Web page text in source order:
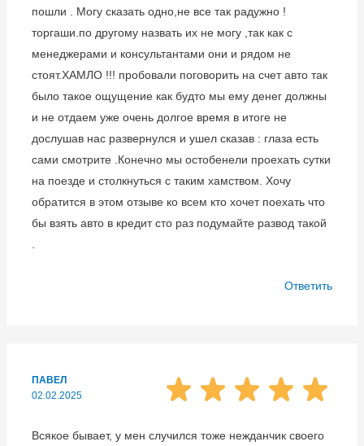
пошли . Могу сказать одно,не все так радужно !
торгаши.по другому назвать их не могу ,так как с
менеджерами и консультантами они и рядом не
стоят.ХАМЛО !!! пробовали поговорить на счет авто так
было такое ощущение как будто мы ему денег должны
и не отдаем уже очень долгое время в итоге не
дослушав нас развернулся и ушел сказав : глаза есть
сами смотрите .Конечно мы остобенели проехать сутки
на поезде и столкнуться с таким хамством. Хочу
обратится в этом отзыве ко всем кто хочет поехать что
бы взять авто в кредит сто раз подумайте развод такой
Ответить
ПАВЕЛ
02.02.2025
Всякое бывает, у мен случился тоже нежданчик своего